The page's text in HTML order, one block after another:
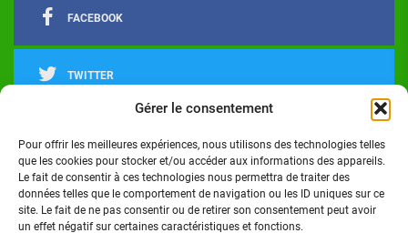
Gérer le consentement
Pour offrir les meilleures expériences, nous utilisons des technologies telles
que les cookies pour stocker et/ou accéder aux informations des appareils.
Le fait de consentir à ces technologies nous permettra de traiter des
données telles que le comportement de navigation ou les ID uniques sur ce
site. Le fait de ne pas consentir ou de retirer son consentement peut avoir
un effet négatif sur certaines caractéristiques et fonctions.
FACEBOOK
TWITTER
INSTAGRAM